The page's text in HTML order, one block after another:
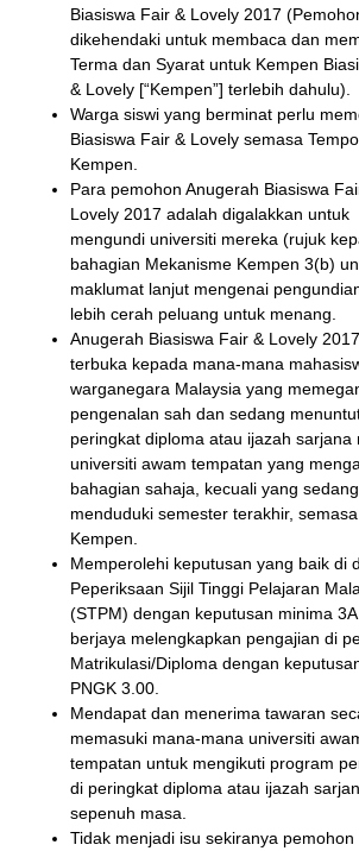
Biasiswa Fair & Lovely 2017
dikehendaki untuk membaca dan
Terma dan Syarat untuk Kempen
& Lovely [“Kempen”] terlebih dahulu).
Warga siswi yang berminat perlu
Biasiswa Fair & Lovely semasa
Kempen.
Para pemohon Anugerah Biasiswa
Lovely 2017 adalah digalakkan untuk
mengundi universiti mereka (rujuk
bahagian Mekanisme Kempen 3(b)
maklumat lanjut mengenai
lebih cerah peluang untuk menang.
Anugerah Biasiswa Fair & Lovely
terbuka kepada mana-mana
warganegara Malaysia yang
pengenalan sah dan sedang
peringkat diploma atau ijazah sarjana
universiti awam tempatan yang
bahagian sahaja, kecuali yang sedang
menduduki semester terakhir,
Kempen.
Memperolehi keputusan yang baik di
Peperiksaan Sijil Tinggi Pelajaran
(STPM) dengan keputusan minima
berjaya melengkapkan pengajian di
Matrikulasi/Diploma dengan
PNGK 3.00.
Mendapat dan menerima tawaran
memasuki mana-mana universiti
tempatan untuk mengikuti program
di peringkat diploma atau ijazah
sepenuh masa.
Tidak menjadi isu sekiranya pemohon